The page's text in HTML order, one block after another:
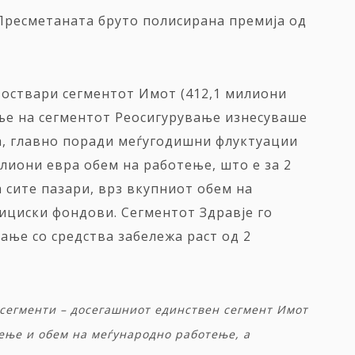
бруто полисирана премија од
сегментот Имот (412,1 милиони
на сегментот Реосигурување изнесуваше
поради меѓугодишни флуктуации
евра обем на работење, што е за 2
пазари, врз вкупниот обем на
фондови. Сегментот Здравје го
со средства забележа раст од 2
сегменти – досегашниот единствен сегмент Имот
и обем на меѓународно работење, а